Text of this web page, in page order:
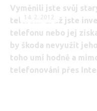
14. 2. 2012
Vyměnili jste svůj
telefon? Či už jste
telefonu nebo jej
by škoda nevyužít
toho umí hodně a
telefonování přes